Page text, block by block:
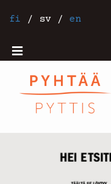
tillfi / sv / en
Mobiilivalikko